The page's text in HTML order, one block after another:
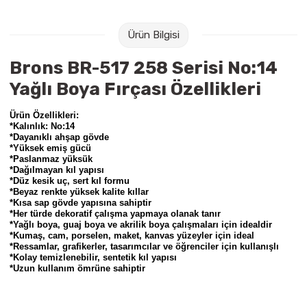
Silgiler
Sümen Takımları
Daksiller
Kaşe Gereçleri
Akrilik Boyalar
Beslenme Çantaları
Guaj Boyaları
Kuru Boyalar
Ürün Bilgisi
Brons BR-517 258 Serisi No:14
Yağlı Boya Fırçası Özellikleri
Ürün Özellikleri:
*Kalınlık: No:14
*Dayanıklı ahşap gövde
*Yüksek emiş gücü
*Paslanmaz yüksük
*Dağılmayan kıl yapısı
*Düz kesik uç, sert kıl formu
*Beyaz renkte yüksek kalite kıllar
*Kısa sap gövde yapısına sahiptir
*Her türde dekoratif çalışma yapmaya olanak tanır
*Yağlı boya, guaj boya ve akrilik boya çalışmaları için idealdir
*Kumaş, cam, porselen, maket, kanvas yüzeyler için ideal
*Ressamlar, grafikerler, tasarımcılar ve öğrenciler için kullanışlı
*Kolay temizlenebilir, sentetik kıl yapısı
*Uzun kullanım ömrüne sahiptir